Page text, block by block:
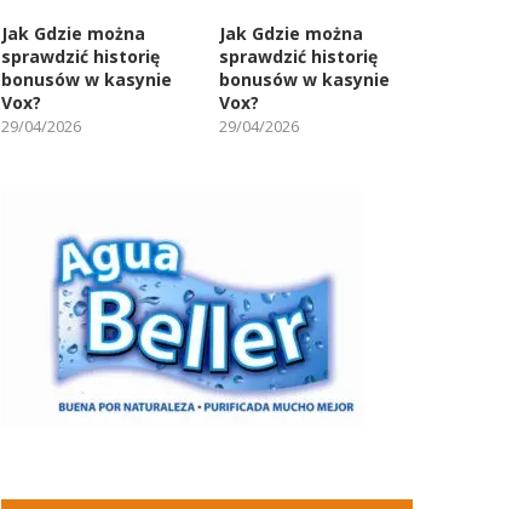
Jak Gdzie można
sprawdzić historię
bonusów w kasynie
Vox?
29/04/2026
Jak Gdzie można
sprawdzić historię
bonusów w kasynie
Vox?
29/04/2026